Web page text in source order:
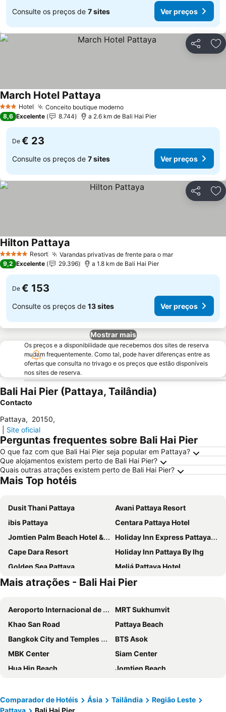
Consulte os preços de 7 sites Ver preços
Partilhar
3 EstrelasHotel Conceito boutique modernoVer preços
March Hotel Pattaya
8,6 Excelente 8.744 a 2.6 km de Bali Hai Pier
De € 23
Consulte os preços de 7 sites Ver preços
Partilhar
5 Estrelas Resort Varandas privativas de frente para o marVer preços
Hilton Pattaya
9,2 Excelente 29.396 a 1.8 km de Bali Hai Pier
De € 153
Consulte os preços de 13 sites Ver preços
Mostrar mais
Os preços e a disponibilidade que recebemos dos sites de reserva
mudam frequentemente. Como tal, pode haver diferenças entre as
ofertas que consulta no trivago e os preços que estão disponíveis
nos sites de reserva.
Bali Hai Pier (Pattaya, Tailândia)
Contacto
Pattaya, 20150,
Site oficial
Perguntas frequentes sobre Bali Hai Pier
O que faz com que Bali Hai Pier seja popular em Pattaya?
Que alojamentos existem perto de Bali Hai Pier?
Quais outras atrações existem perto de Bali Hai Pier?
Mais Top hotéis
Dusit Thani Pattaya
Avani Pattaya Resort
ibis Pattaya
Centara Pattaya Hotel
Jomtien Palm Beach Hotel & Resort
Holiday Inn Express Pattaya Central By Ihg
Cape Dara Resort
Holiday Inn Pattaya By Ihg
Golden Sea Pattaya
Meliá Pattaya Hotel
GLOW Pattaya
Grande Centre Point Pattaya
Welcome Jomtien Beach Hotel
Centara Nova Hotel Pattaya
The Monttra Pattaya
Royal Star Suites Pattaya
Nine Blue Residence
The Grand Lodge Pattaya
Deep Blue Z10
Howard Johnson by Wyndham Pattaya JC
Baron Beach Hotel
Sunshine Hotel & Residences
Intimate Hotel Pattaya
Altera Hotel and Residence
Mais atrações - Bali Hai Pier
Aeroporto Internacional de Suvarnabhumi
MRT Sukhumvit
Khao San Road
Pattaya Beach
Bangkok City and Temples Tour
BTS Asok
MBK Center
Siam Center
Hua Hin Beach
Jomtien Beach
BTS Siam
BTS Phaya Thai
Comparador de Hotéis Ásia Tailândia
Região Leste